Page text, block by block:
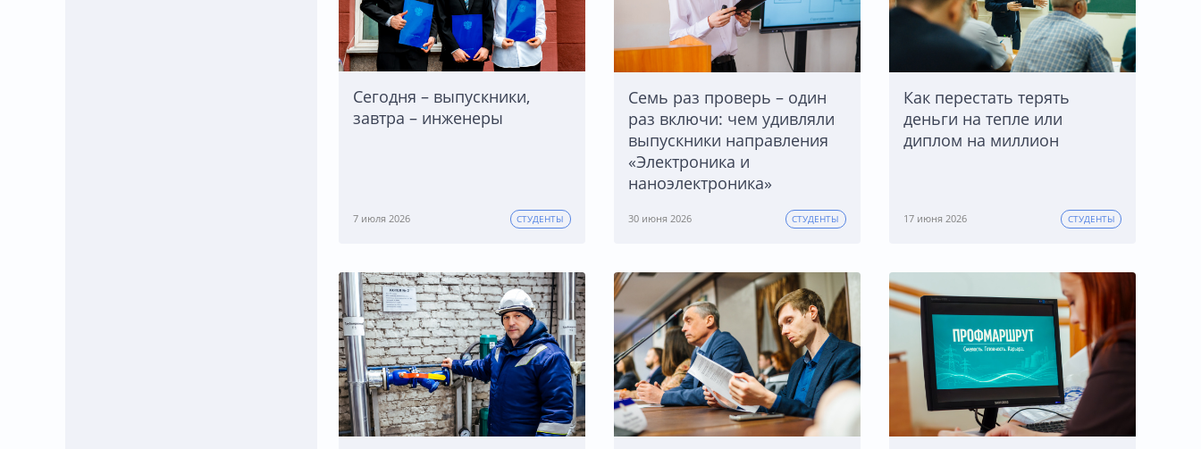
Сегодня – выпускники,
завтра – инженеры
7 июля 2026 СТУДЕНТЫ
Семь раз проверь – один
раз включи: чем удивляли
выпускники направления
«Электроника и
наноэлектроника»
30 июня 2026 СТУДЕНТЫ
Как перестать терять
деньги на тепле или
диплом на миллион
17 июня 2026 СТУДЕНТЫ